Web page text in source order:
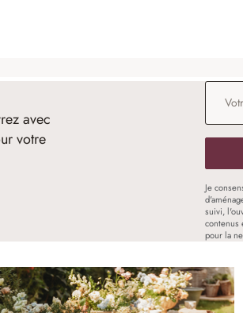
avec
votre
Je
suivi,
contenus
pour la